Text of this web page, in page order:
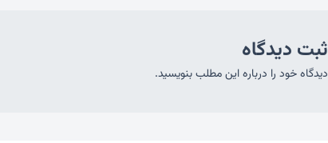
ثبت دیدگاه
دیدگاه خود را درباره این مطلب بنویسید.